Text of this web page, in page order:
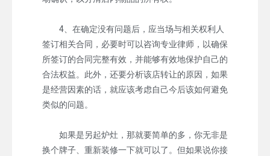
4、在确定没有问题后，应当场与相关权利人
签订相关合同，必要时可以咨询专业律师，以确保
所签订的合同完整有效，并能够有效地保护自己的
合法权益。此外，还要分析该店转让的原因，如果
是经营因素的话，就应该考虑自己今后该如何避免
类似的问题。
如果是另起炉灶，那就要简单的多，你无非是
换个牌子、重新装修一下就可以了。但如果说你接